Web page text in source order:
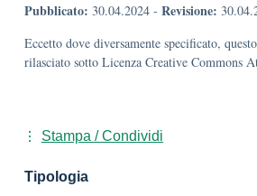
Pubblicato: 30.04.2024 - Revisione:
Eccetto dove diversamente specificato,
rilasciato sotto Licenza Creative Commons
Stampa / Condividi
Tipologia